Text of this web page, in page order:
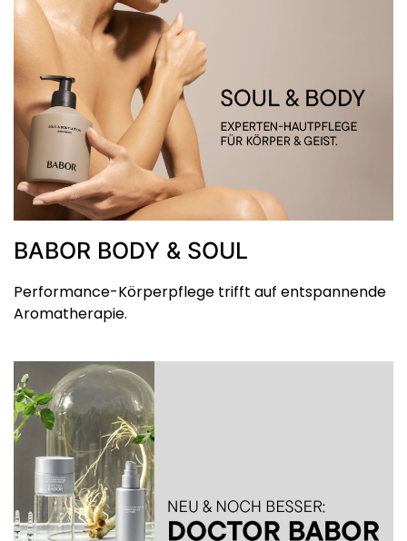
BABOR BODY & SOUL
Performance-Körperpflege trifft auf entspannende
Aromatherapie.